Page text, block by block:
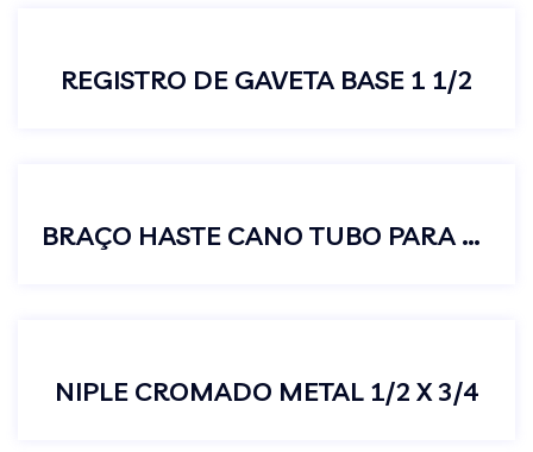
REGISTRO DE GAVETA BASE 1 1/2
BRAÇO HASTE CANO TUBO PARA CHUVEIRO 40CM ALUMÍNIO
NIPLE CROMADO METAL 1/2 X 3/4